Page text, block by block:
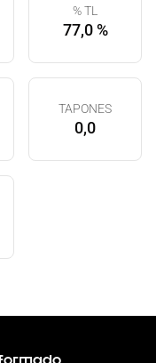
% TL
77,0 %
TAPONES
0,0